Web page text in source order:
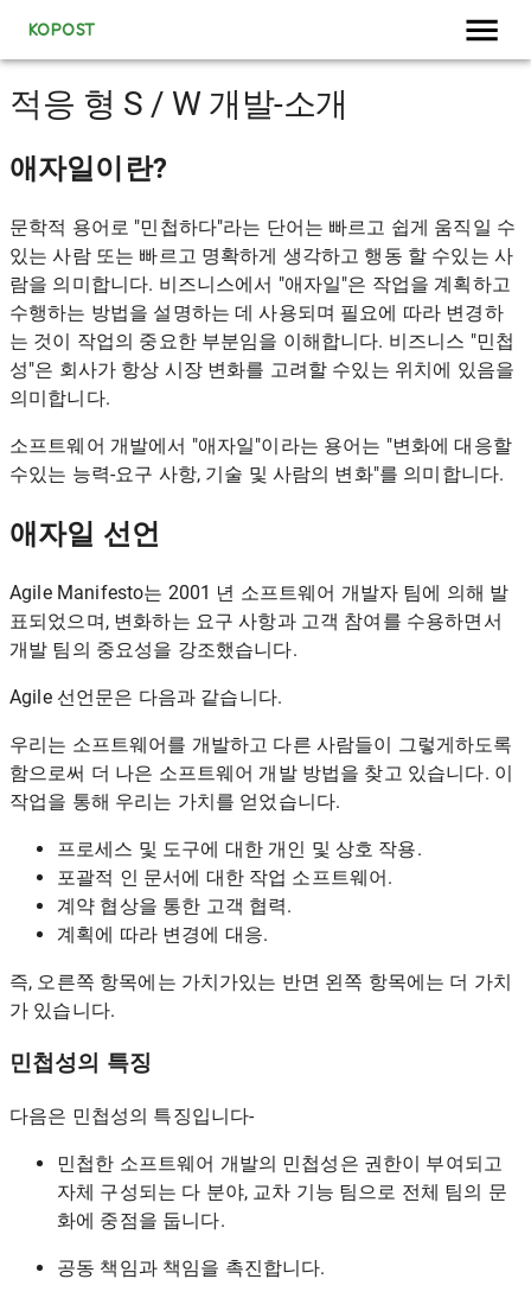
KOPOST
적응 형 S / W 개발-소개
애자일이란?
문학적 용어로 "민첩하다"라는 단어는 빠르고 쉽게 움직일 수
있는 사람 또는 빠르고 명확하게 생각하고 행동 할 수있는 사
람을 의미합니다. 비즈니스에서 "애자일"은 작업을 계획하고
수행하는 방법을 설명하는 데 사용되며 필요에 따라 변경하
는 것이 작업의 중요한 부분임을 이해합니다. 비즈니스 "민첩
성"은 회사가 항상 시장 변화를 고려할 수있는 위치에 있음을
의미합니다.
소프트웨어 개발에서 "애자일"이라는 용어는 "변화에 대응할
수있는 능력-요구 사항, 기술 및 사람의 변화"를 의미합니다.
애자일 선언
Agile Manifesto는 2001 년 소프트웨어 개발자 팀에 의해 발
표되었으며, 변화하는 요구 사항과 고객 참여를 수용하면서
개발 팀의 중요성을 강조했습니다.
Agile 선언문은 다음과 같습니다.
우리는 소프트웨어를 개발하고 다른 사람들이 그렇게하도록
함으로써 더 나은 소프트웨어 개발 방법을 찾고 있습니다. 이
작업을 통해 우리는 가치를 얻었습니다.
프로세스 및 도구에 대한 개인 및 상호 작용.
포괄적 인 문서에 대한 작업 소프트웨어.
계약 협상을 통한 고객 협력.
계획에 따라 변경에 대응.
즉, 오른쪽 항목에는 가치가있는 반면 왼쪽 항목에는 더 가치
가 있습니다.
민첩성의 특징
다음은 민첩성의 특징입니다-
민첩한 소프트웨어 개발의 민첩성은 권한이 부여되고
자체 구성되는 다 분야, 교차 기능 팀으로 전체 팀의 문
화에 중점을 둡니다.
공동 책임과 책임을 촉진합니다.